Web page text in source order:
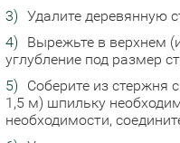
Удалите деревянную
Вырежьте в верхнем
углубление под размер
Соберите из стержня
1,5 м) шпильку
необходимости,